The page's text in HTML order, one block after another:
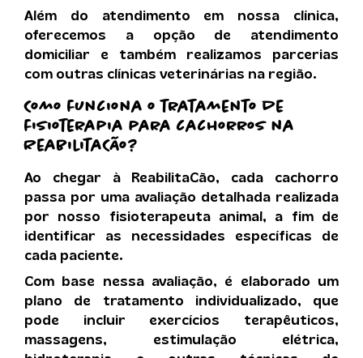
Além do atendimento em nossa clínica,
oferecemos a opção de atendimento
domiciliar e também realizamos parcerias
com outras clínicas veterinárias na região.
Como funciona o tratamento de
fisioterapia para cachorros na
ReabilitaCão?
Ao chegar à ReabilitaCão, cada cachorro
passa por uma avaliação detalhada realizada
por nosso fisioterapeuta animal, a fim de
identificar as necessidades específicas de
cada paciente.
Com base nessa avaliação, é elaborado um
plano de tratamento individualizado, que
pode incluir exercícios terapêuticos,
massagens, estimulação elétrica,